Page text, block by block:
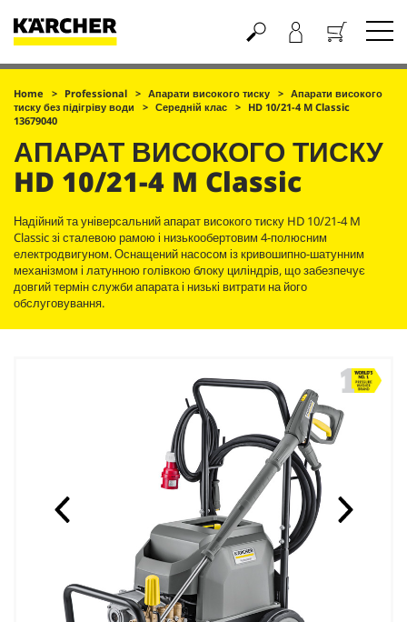
Кошик
Home Professional Апарати високого тиску
Апарати високого
тиску без підігріву води
Середній клас
HD 10/21-4 M Classic
13679040
АПАРАТ ВИСОКОГО ТИСКУ
HD 10/21-4 M Classic
Надійний та універсальний апарат високого тиску HD 10/21-4 M
Classic зі сталевою рамою і низькообертовим 4-полюсним
електродвигуном. Оснащений насосом із кривошипно-шатунним
механізмом і латунною голівкою блоку циліндрів, що забезпечує
довгий термін служби апарата і низькі витрати на його
обслуговування.